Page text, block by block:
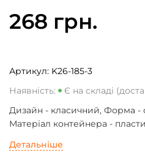
268 грн.
Артикул: K26-185-3
Наявність:
Є на складі
Дизайн - класичний, Форма -
Матеріал контейнера -
Детальніше